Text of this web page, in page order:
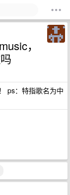
，
ps：特指歌名为中